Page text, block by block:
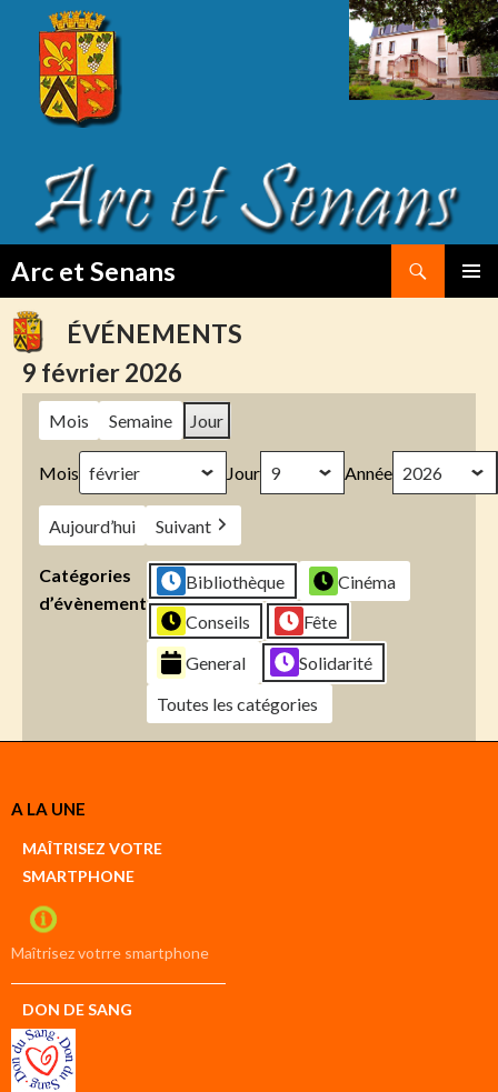
Arc et Senans
TO
CONTENTÉVÉNEMENTS
9 février 2026
Mois Semaine Jour
Mois Jour Année
Aujourd’hui Suivant
Catégories
d’évènement
Bibliothèque
Cinéma
Conseils
Fête
General
Solidarité
Toutes les catégories
Créer
compte
compte
A LA UNE
MAÎTRISEZ VOTRE
SMARTPHONE
Maîtrisez votrre smartphone
DON DE SANG